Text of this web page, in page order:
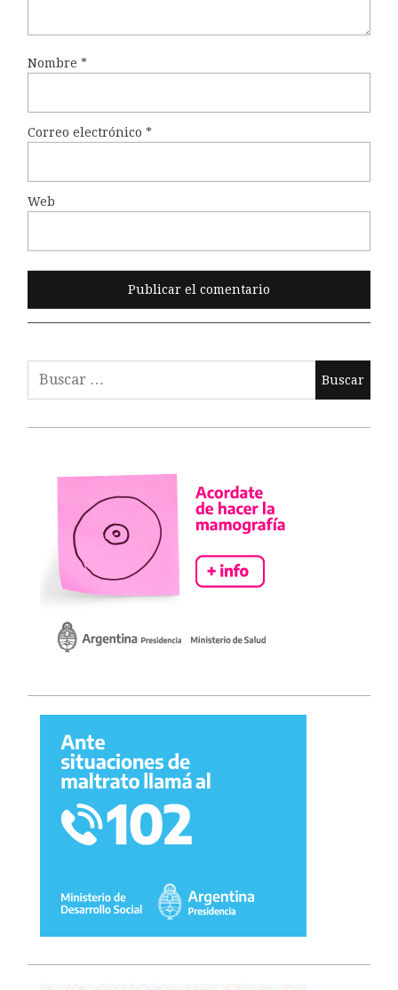
Nombre *
Correo electrónico *
Web